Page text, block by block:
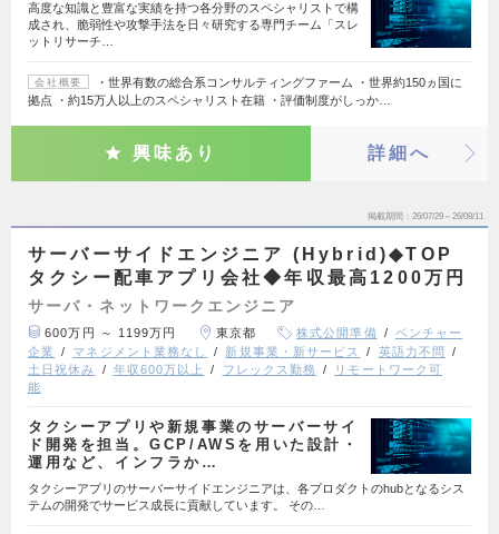
高度な知識と豊富な実績を持つ各分野のスペシャリストで構
成され、脆弱性や攻撃手法を日々研究する専門チーム「スレ
ットリサーチ…
会社概要
・世界有数の総合系コンサルティングファーム ・世界約150ヵ国に
拠点 ・約15万人以上のスペシャリスト在籍 ・評価制度がしっか…
興味あり 詳細へ
掲載期間 26/07/29～26/08/11
サーバーサイドエンジニア (Hybrid)◆TOP
タクシー配車アプリ会社◆年収最高1200万円
サーバ・ネットワークエンジニア
600万円 ～ 1199万円 東京都 株式公開準備
ベンチャー
企業
マネジメント業務なし 新規事業・新サービス
英語力不問
土日祝休み
年収600万以上 フレックス勤務
リモートワーク可
能
タクシーアプリや新規事業のサーバーサイ
ド開発を担当。GCP/AWSを用いた設計・
運用など、インフラか…
タクシーアプリのサーバーサイドエンジニアは、各プロダクトのhubとなるシス
テムの開発でサービス成長に貢献しています。 その…